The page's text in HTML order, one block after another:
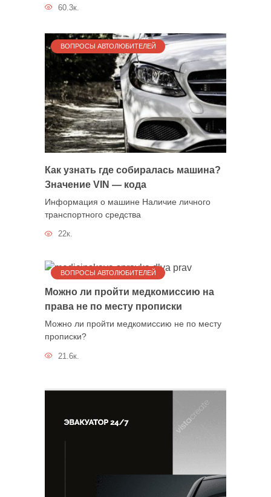
60.3к.
ВОПРОСЫ АВТОЛЮБИТЕЛЕЙ
Как узнать где собиралась машина?
Значение VIN — кода
Информация о машине Наличие личного
транспортного средства
22к.
ВОПРОСЫ АВТОЛЮБИТЕЛЕЙ
Можно ли пройти медкомиссию на
права не по месту прописки
Можно ли пройти медкомиссию не по месту
прописки?
21.6к.